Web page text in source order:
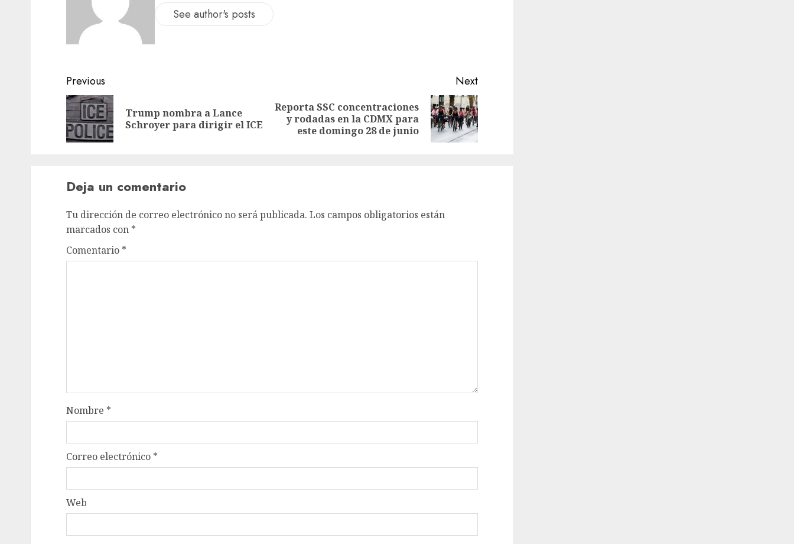
See author's posts
Previous
Trump nombra a Lance
Schroyer para dirigir el ICE
Next
Reporta SSC concentraciones
y rodadas en la CDMX para
este domingo 28 de junio
Deja un comentario
Tu dirección de correo electrónico no será publicada. Los campos obligatorios están
marcados con *
Comentario *
Nombre *
Correo electrónico *
Web